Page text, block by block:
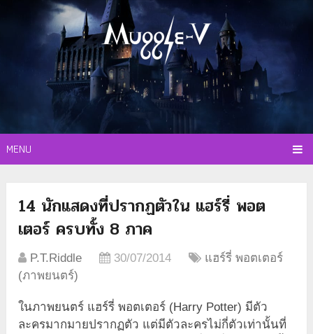
MENU
14 นักแสดงที่ปรากฏตัวใน แฮร์รี่ พอต
เตอร์ ครบทั้ง 8 ภาค
P.T.Riddle 30/07/2014
แฮร์รี่ พอตเตอร์
(ภาพยนตร์)
ในภาพยนตร์ แฮร์รี่ พอตเตอร์ (Harry Potter) มีตัว
ละครมากมายปรากฏตัว แต่มีตัวละครไม่กี่ตัวเท่านั้นที่